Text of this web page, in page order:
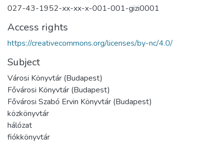
027-43-1952-xx-xx-x-001-001-gizi0001
Access rights
https://creativecommons.org/licenses/by-nc/4.0/
Subject
Városi Könyvtár (Budapest)
Fővárosi Könyvtár (Budapest)
Fővárosi Szabó Ervin Könyvtár (Budapest)
közkönyvtár
hálózat
fiókkönyvtár